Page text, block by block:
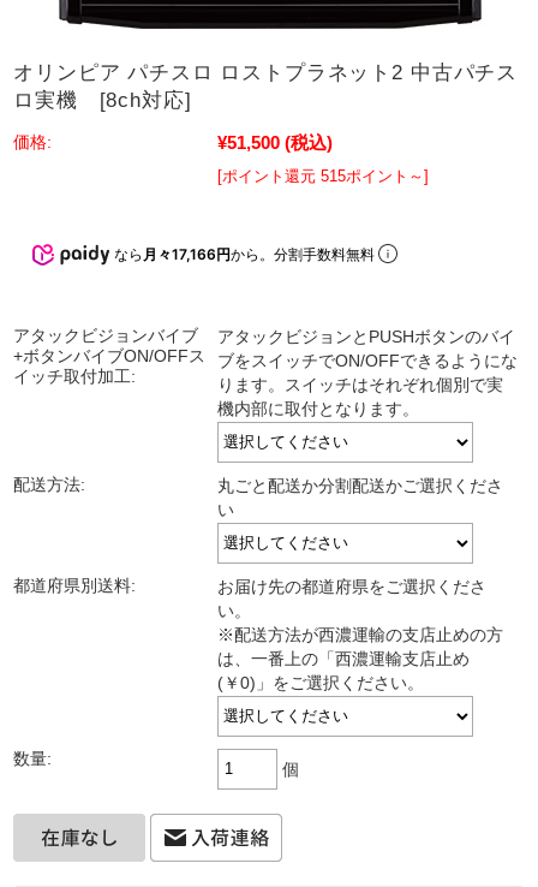
オリンピア パチスロ ロストプラネット2 中古パチス
ロ実機 [8ch対応]
価格: ¥51,500 (税込)
[ポイント還元 515ポイント～]
なら 月々17,166円から。分割手数料無料
アタックビジョンバイブ
+ボタンバイブON/OFFス
イッチ取付加工:
アタックビジョンとPUSHボタンのバイ
ブをスイッチでON/OFFできるようにな
ります。スイッチはそれぞれ個別で実
機内部に取付となります。
配送方法:
丸ごと配送か分割配送かご選択くださ
い
都道府県別送料:
お届け先の都道府県をご選択くださ
い。
※配送方法が西濃運輸の支店止めの方
は、一番上の「西濃運輸支店止め
(￥0)」をご選択ください。
数量:
個